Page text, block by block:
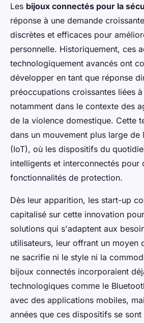
Les bijoux connectés pour la
réponse à une demande
discrètes et efficaces pour
personnelle. Historiquement, ces
technologiquement avancés ont
développer en tant que réponse
préoccupations croissantes liées
notamment dans le contexte des
de la violence domestique. Cette
dans un mouvement plus large
(IoT), où les dispositifs du
intelligents et interconnectés pour
fonctionnalités de protection.
Dès leur apparition, les start-up
capitalisé sur cette innovation
solutions qui s'adaptent aux
utilisateurs, leur offrant un moyen
ne sacrifie ni le style ni la
bijoux connectés incorporaient
technologiques comme le
avec des applications mobiles,
années que ces dispositifs se